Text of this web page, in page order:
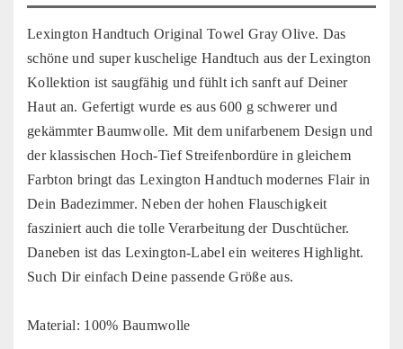
Lexington Handtuch Original Towel Gray Olive. Das
schöne und super kuschelige Handtuch aus der Lexington
Kollektion ist saugfähig und fühlt ich sanft auf Deiner
Haut an. Gefertigt wurde es aus 600 g schwerer und
gekämmter Baumwolle. Mit dem unifarbenem Design und
der klassischen Hoch-Tief Streifenbordüre in gleichem
Farbton bringt das Lexington Handtuch modernes Flair in
Dein Badezimmer. Neben der hohen Flauschigkeit
fasziniert auch die tolle Verarbeitung der Duschtücher.
Daneben ist das Lexington-Label ein weiteres Highlight.
Such Dir einfach Deine passende Größe aus.
Material: 100% Baumwolle